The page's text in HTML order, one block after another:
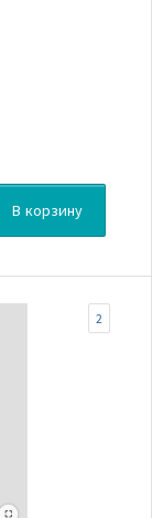
В корзину
2